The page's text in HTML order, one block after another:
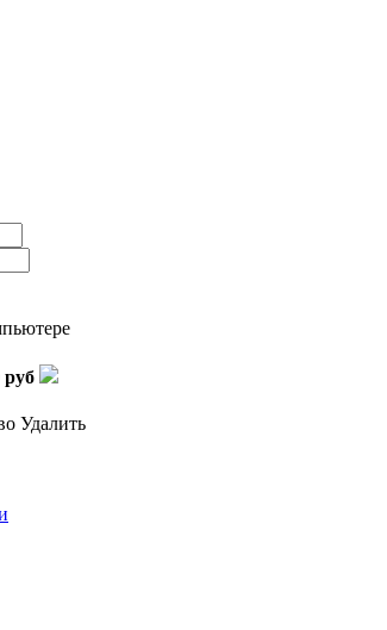
руб
Удалить